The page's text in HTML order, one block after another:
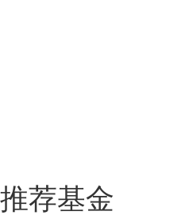
推荐基金